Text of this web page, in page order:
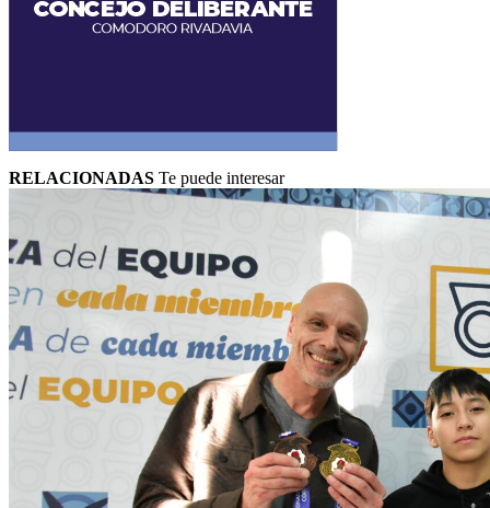
RELACIONADAS Te puede interesar